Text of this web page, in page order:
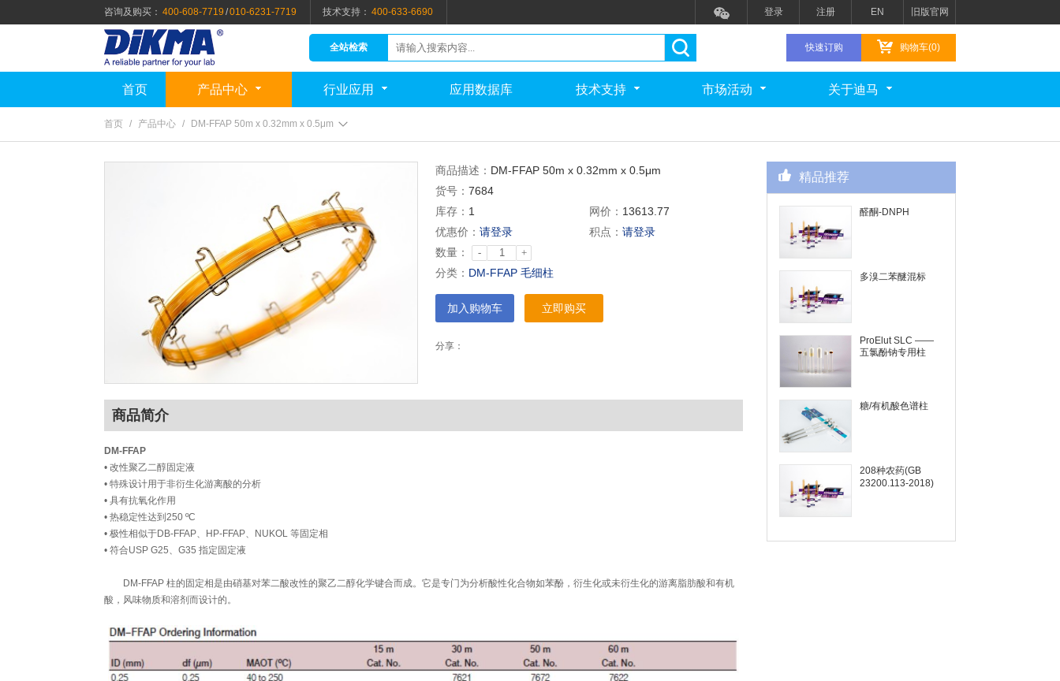
咨询及购买： 400-608-7719 /010-6231-7719 技术支持： 400-633-6690 旧版官网
EN
注册
登录
全站检索 快速订购 购物车(0)
首页 产品中心 行业应用 应用数据库 技术支持 市场活动 关于迪马
首页 / 产品中心 / DM-FFAP 50m x 0.32mm x 0.5μm
商品描述： DM-FFAP 50m x 0.32mm x 0.5μm
货号： 7684
库存： 1 网价： 13613.77
优惠价： 请登录 积点： 请登录
数量：
- +
分类： DM-FFAP 毛细柱
加入购物车 立即购买
分享：
商品简介
DM-FFAP
• 改性聚乙二醇固定液
• 特殊设计用于非衍生化游离酸的分析
• 具有抗氧化作用
• 热稳定性达到250 ºC
• 极性相似于DB-FFAP、HP-FFAP、NUKOL 等固定相
• 符合USP G25、G35 指定固定液
DM-FFAP 柱的固定相是由硝基对苯二酸改性的聚乙二醇化学键合而成。它是专门为分析酸性化合物如苯酚，衍生化或未衍生化的游离脂肪酸和有机
酸，风味物质和溶剂而设计的。
精品推荐
醛酮-DNPH
多溴二苯醚混标
ProElut SLC ——
五氯酚钠专用柱
糖/有机酸色谱柱
208种农药(GB
23200.113-2018)